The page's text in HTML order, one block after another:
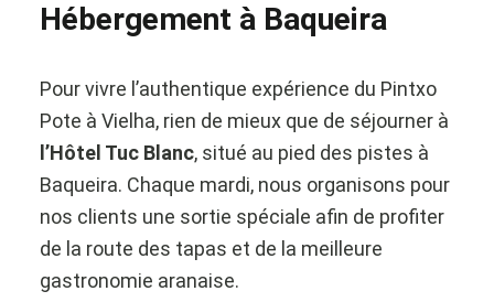
Hébergement à Baqueira
Pour vivre l’authentique expérience du Pintxo
Pote à Vielha, rien de mieux que de séjourner à
l’Hôtel Tuc Blanc, situé au pied des pistes à
Baqueira. Chaque mardi, nous organisons pour
nos clients une sortie spéciale afin de profiter
de la route des tapas et de la meilleure
gastronomie aranaise.